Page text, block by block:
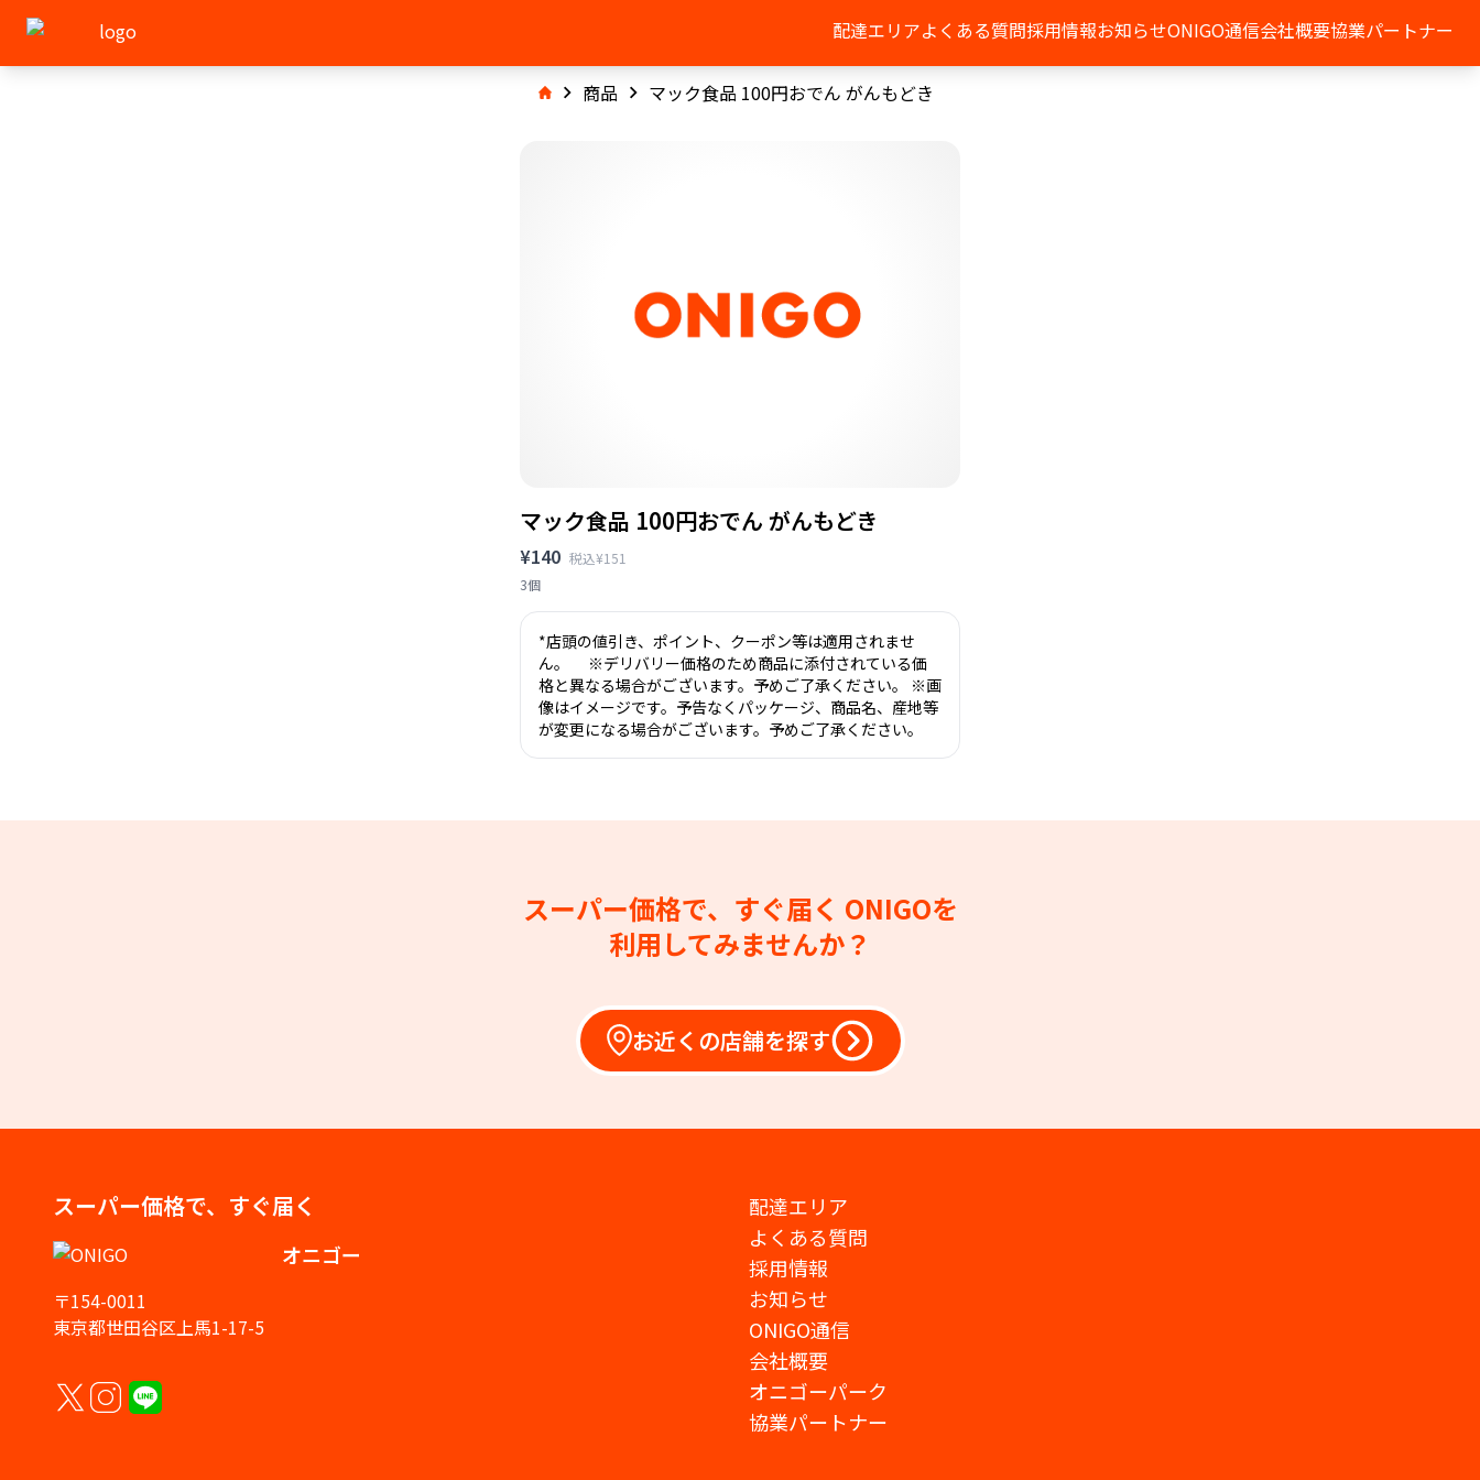
配達エリアよくある質問採用情報お知らせONIGO通信会社概要協業パートナー
商品 マック食品 100円おでん がんもどき
マック食品 100円おでん がんもどき
¥140 税込¥151
3個
*店頭の値引き、ポイント、クーポン等は適用されませ
ん。 ※デリバリー価格のため商品に添付されている価
格と異なる場合がございます。予めご了承ください。 ※画
像はイメージです。予告なくパッケージ、商品名、産地等
が変更になる場合がございます。予めご了承ください。
スーパー価格で、すぐ届く ONIGOを
利用してみませんか？
お近くの店舗を探す
スーパー価格で、すぐ届く
オニゴー
〒154-0011
東京都世田谷区上馬1-17-5
配達エリア
よくある質問
採用情報
お知らせ
ONIGO通信
会社概要
オニゴーパーク
協業パートナー